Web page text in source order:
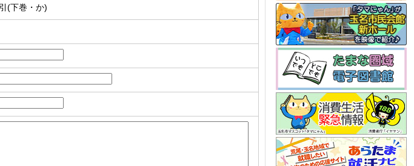
(下巻・か)